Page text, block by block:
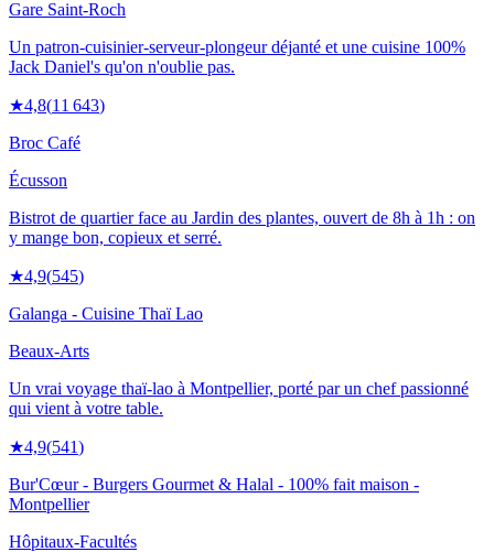
Gare Saint-Roch
Un patron-cuisinier-serveur-plongeur déjanté et une cuisine 100%
Jack Daniel's qu'on n'oublie pas.
★4,8(11 643)
Broc Café
Écusson
Bistrot de quartier face au Jardin des plantes, ouvert de 8h à 1h : on
y mange bon, copieux et serré.
★4,9(545)
Galanga - Cuisine Thaï Lao
Beaux-Arts
Un vrai voyage thaï-lao à Montpellier, porté par un chef passionné
qui vient à votre table.
★4,9(541)
Bur'Cœur - Burgers Gourmet & Halal - 100% fait maison -
Montpellier
Hôpitaux-Facultés